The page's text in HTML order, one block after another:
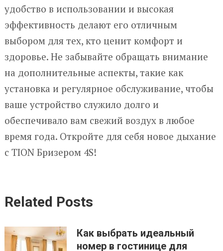
удобство в использовании и высокая
эффективность делают его отличным
выбором для тех, кто ценит комфорт и
здоровье. Не забывайте обращать внимание
на дополнительные аспекты, такие как
установка и регулярное обслуживание, чтобы
ваше устройство служило долго и
обеспечивало вам свежий воздух в любое
время года. Откройте для себя новое дыхание
с TION Бризером 4S!
Related Posts
Как выбрать идеальный
номер в гостинице для